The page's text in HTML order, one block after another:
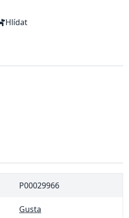
Hlídat
P00029966
Gusta